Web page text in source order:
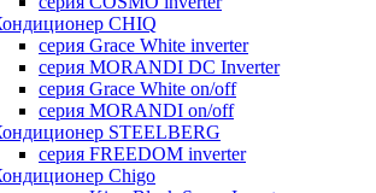
CHIQ
серия Grace White inverter
серия MORANDI DC Inverter
серия Grace White on/off
серия MORANDI on/off
STEELBERG
серия FREEDOM inverter
Chigo